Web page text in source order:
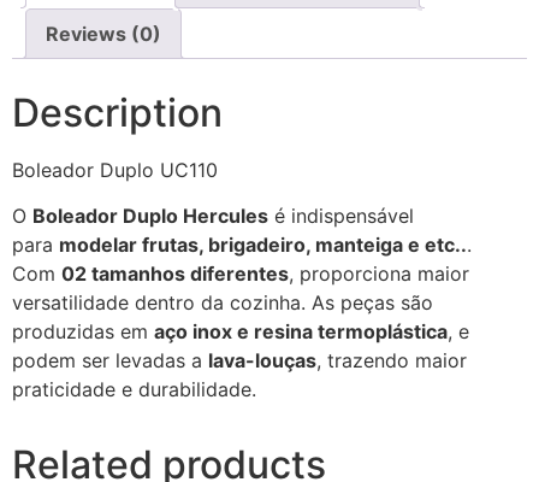
Reviews (0)
Description
Boleador Duplo UC110
O Boleador Duplo Hercules é indispensável
para modelar frutas, brigadeiro, manteiga e etc...
Com 02 tamanhos diferentes, proporciona maior
versatilidade dentro da cozinha. As peças são
produzidas em aço inox e resina termoplástica, e
podem ser levadas a lava-louças, trazendo maior
praticidade e durabilidade.
Related products